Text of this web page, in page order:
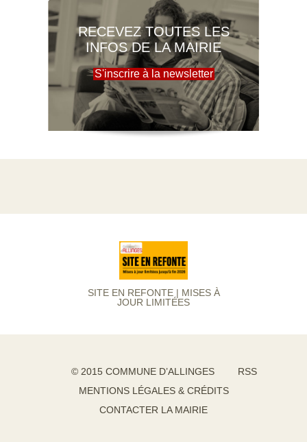
RECEVEZ TOUTES LES
INFOS DE LA MAIRIE
S'inscrire à la newsletter
SITE EN REFONTE | MISES À
JOUR LIMITÉES
© 2015 COMMUNE D’ALLINGES
RSS
MENTIONS LÉGALES & CRÉDITS
CONTACTER LA MAIRIE